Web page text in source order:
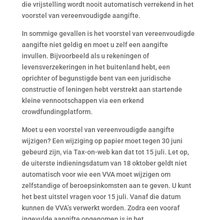
die vrijstelling wordt nooit automatisch verrekend in het
voorstel van vereenvoudigde aangifte.
In sommige gevallen is het voorstel van vereenvoudigde
aangifte niet geldig en moet u zelf een aangifte
invullen. Bijvoorbeeld als u rekeningen of
levensverzekeringen in het buitenland hebt, een
oprichter of begunstigde bent van een juridische
constructie of leningen hebt verstrekt aan startende
kleine vennootschappen via een erkend
crowdfundingplatform.
Moet u een voorstel van vereenvoudigde aangifte
wijzigen? Een wijziging op papier moet tegen 30 juni
gebeurd zijn, via Tax-on-web kan dat tot 15 juli. Let op,
de uiterste indieningsdatum van 18 oktober geldt niet
automatisch voor wie een VVA moet wijzigen om
zelfstandige of beroepsinkomsten aan te geven. U kunt
het best uitstel vragen voor 15 juli. Vanaf die datum
kunnen de VVA’s verwerkt worden. Zodra een vooraf